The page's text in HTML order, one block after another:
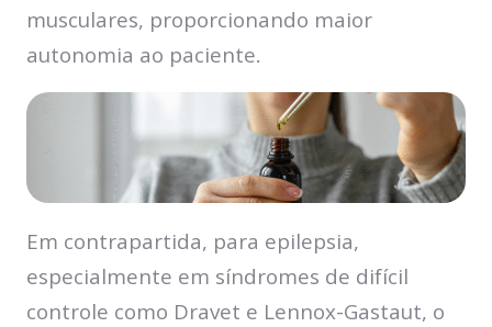
musculares, proporcionando maior
autonomia ao paciente.
Em contrapartida, para epilepsia,
especialmente em síndromes de difícil
controle como Dravet e Lennox-Gastaut, o